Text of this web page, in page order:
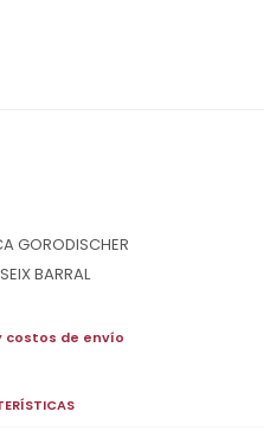
GORODISCHER
BARRAL
costos de envío